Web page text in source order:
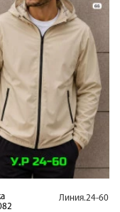
Линия.24-60